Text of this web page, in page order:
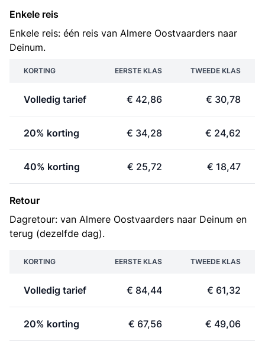
Enkele reis
Enkele reis: één reis van Almere Oostvaarders naar
Deinum.
KORTING EERSTE KLAS TWEEDE KLAS
Volledig tarief € 42,86 € 30,78
20% korting € 34,28 € 24,62
40% korting € 25,72 € 18,47
Retour
Dagretour: van Almere Oostvaarders naar Deinum en
terug (dezelfde dag).
KORTING EERSTE KLAS TWEEDE KLAS
Volledig tarief € 84,44 € 61,32
20% korting € 67,56 € 49,06